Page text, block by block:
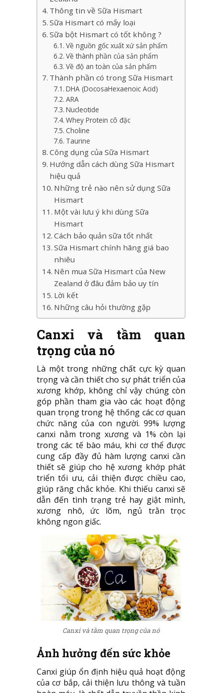
Thông tin về Sữa Hismart
Sữa Hismart có mấy loại
Sữa bột Hismart có tốt không ?
Về nguồn gốc xuất xứ sản phẩm
Về thành phần của sản phẩm
Về độ an toàn của sản phẩm
Thành phần có trong Sữa Hismart
DHA (DocosaHexaenoic Acid)
ARA
Nucleotide
Whey Protein cô đặc
Choline
Taurine
Công dụng của Sữa Hismart
Hướng dẫn cách dùng Sữa Hismart
hiệu quả
Những trẻ nào nên sử dụng Sữa
Hismart
Một vài lưu ý khi dùng Sữa
Hismart
Cách bảo quản sữa tốt nhất
Sữa Hismart chính hãng giá bao
nhiêu
Nên mua Sữa Hismart của New
Zealand ở đâu đảm bảo uy tín
Lời kết
Những câu hỏi thường gặp
Canxi và tầm quan
trọng của nó
Là một trong những chất cực kỳ quan
trọng và cần thiết cho sự phát triển của
xương khớp, không chỉ vậy chúng còn
góp phần tham gia vào các hoạt động
quan trọng trong hệ thống các cơ quan
chức năng của con người. 99% lượng
canxi nằm trong xương và 1% còn lại
trong các tế bào máu, khi cơ thể được
cung cấp đầy đủ hàm lượng canxi cần
thiết sẽ giúp cho hệ xương khớp phát
triển tối ưu, cải thiện được chiều cao,
giúp răng chắc khỏe. Khi thiếu canxi sẽ
dẫn đến tình trạng trẻ hay giật mình,
xương nhô, ức lõm, ngủ trằn trọc
không ngon giấc.
Canxi và tầm quan trọng của nó
Ảnh hưởng đến sức khỏe
Canxi giúp ổn định hiệu quả hoạt động
của cơ bắp, cải thiện lưu thông và tuần